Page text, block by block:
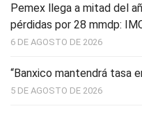
Pemex llega a mitad del
pérdidas por 28 mmdp:
6 DE AGOSTO DE 2026
“Banxico mantendrá tasa
5 DE AGOSTO DE 2026